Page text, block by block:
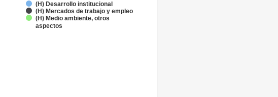
(H) Desarrollo institucional
(H) Mercados de trabajo y empleo
(H) Medio ambiente, otros
aspectos